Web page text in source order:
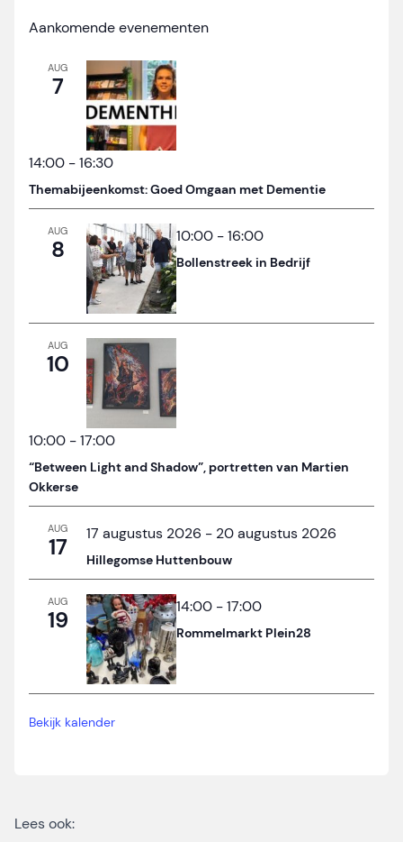
Aankomende evenementen
AUG
7
14:00 -16:30
Themabijeenkomst: Goed Omgaan met Dementie
AUG
8 10:00 -16:00
Bollenstreek in Bedrijf
AUG
10
10:00 -17:00
“Between Light and Shadow”, portretten van Martien
Okkerse
AUG
17 17 augustus 2026 - 20 augustus 2026
Hillegomse Huttenbouw
AUG
19 14:00 -17:00
Rommelmarkt Plein28
Bekijk kalender
Lees ook: